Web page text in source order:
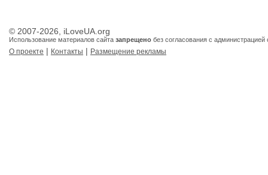
© 2007-2026, iLoveUA.org
Использование материалов сайта запрещено без согласования с администрацией
О проекте | Контакты | Размещение рекламы